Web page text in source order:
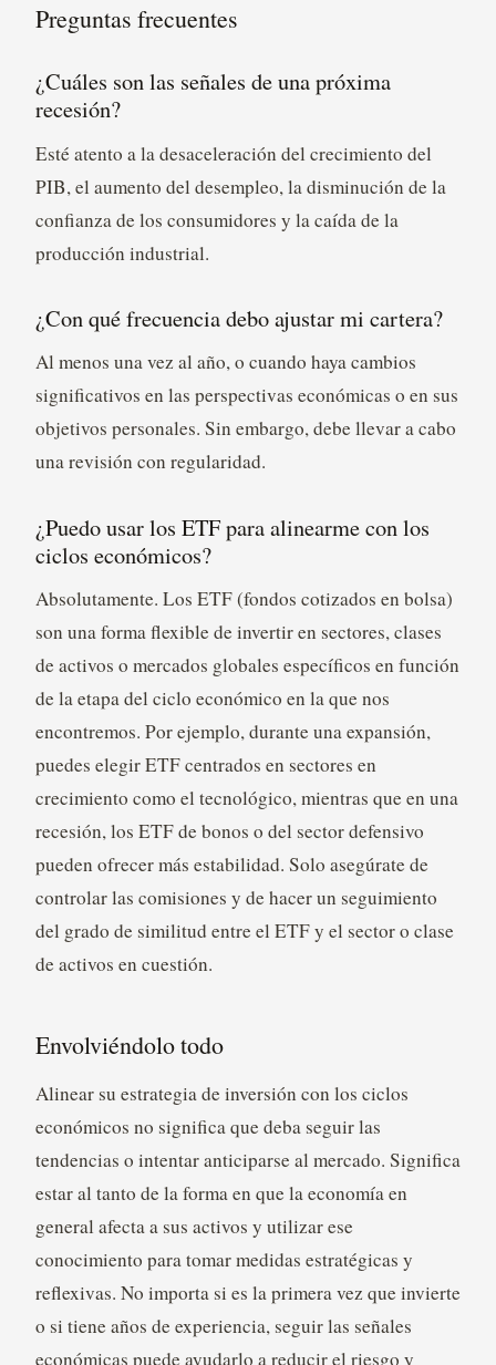
Preguntas frecuentes
¿Cuáles son las señales de una próxima
recesión?
Esté atento a la desaceleración del crecimiento del
PIB, el aumento del desempleo, la disminución de la
confianza de los consumidores y la caída de la
producción industrial.
¿Con qué frecuencia debo ajustar mi cartera?
Al menos una vez al año, o cuando haya cambios
significativos en las perspectivas económicas o en sus
objetivos personales. Sin embargo, debe llevar a cabo
una revisión con regularidad.
¿Puedo usar los ETF para alinearme con los
ciclos económicos?
Absolutamente. Los ETF (fondos cotizados en bolsa)
son una forma flexible de invertir en sectores, clases
de activos o mercados globales específicos en función
de la etapa del ciclo económico en la que nos
encontremos. Por ejemplo, durante una expansión,
puedes elegir ETF centrados en sectores en
crecimiento como el tecnológico, mientras que en una
recesión, los ETF de bonos o del sector defensivo
pueden ofrecer más estabilidad. Solo asegúrate de
controlar las comisiones y de hacer un seguimiento
del grado de similitud entre el ETF y el sector o clase
de activos en cuestión.
Envolviéndolo todo
Alinear su estrategia de inversión con los ciclos
económicos no significa que deba seguir las
tendencias o intentar anticiparse al mercado. Significa
estar al tanto de la forma en que la economía en
general afecta a sus activos y utilizar ese
conocimiento para tomar medidas estratégicas y
reflexivas. No importa si es la primera vez que invierte
o si tiene años de experiencia, seguir las señales
económicas puede ayudarlo a reducir el riesgo y